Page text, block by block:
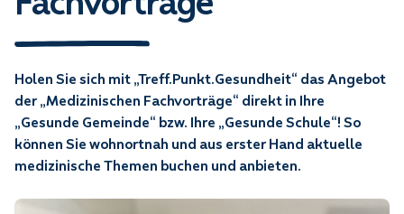
Holen Sie sich mit „Treff.Punkt.Gesundheit“ das Angebot
der „Medizinischen Fachvorträge“ direkt in Ihre
„Gesunde Gemeinde“ bzw. Ihre „Gesunde Schule“! So
können Sie wohnortnah und aus erster Hand aktuelle
medizinische Themen buchen und anbieten.